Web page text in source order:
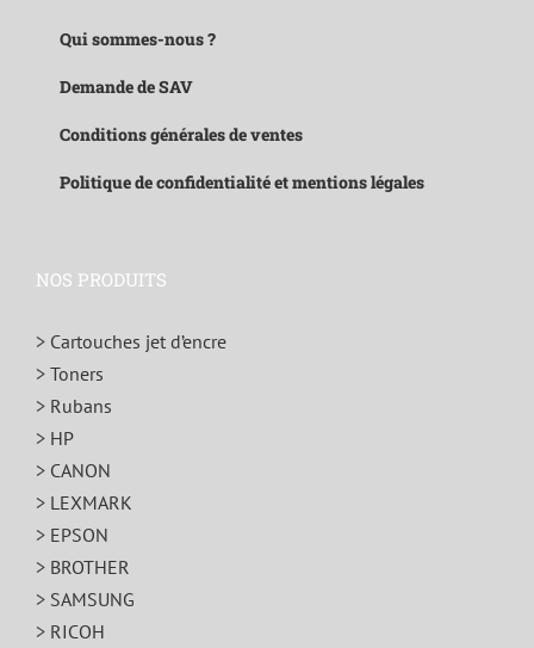
Qui sommes-nous ?
Demande de SAV
Conditions générales de ventes
Politique de confidentialité et mentions légales
NOS PRODUITS
> Cartouches jet d’encre
> Toners
> Rubans
> HP
> CANON
> LEXMARK
> EPSON
> BROTHER
> SAMSUNG
> RICOH